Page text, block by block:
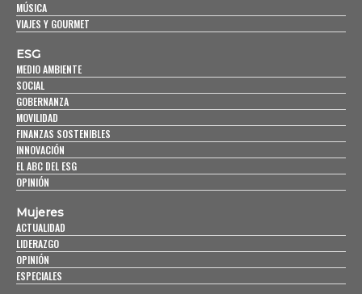
MÚSICA
VIAJES Y GOURMET
ESG
MEDIO AMBIENTE
SOCIAL
GOBERNANZA
MOVILIDAD
FINANZAS SOSTENIBLES
INNOVACIÓN
EL ABC DEL ESG
OPINIÓN
Mujeres
ACTUALIDAD
LIDERAZGO
OPINIÓN
ESPECIALES